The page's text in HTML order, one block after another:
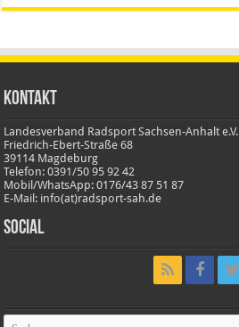
Kontakt
Landesverband Radsport Sachsen-Anhalt e.V.
Friedrich-Ebert-Straße 68
39114 Magdeburg
Telefon: 0391/50 95 92 42
Mobil/WhatsApp: 0176/43 87 51 87
E-Mail: info(at)radsport-sah.de
Social